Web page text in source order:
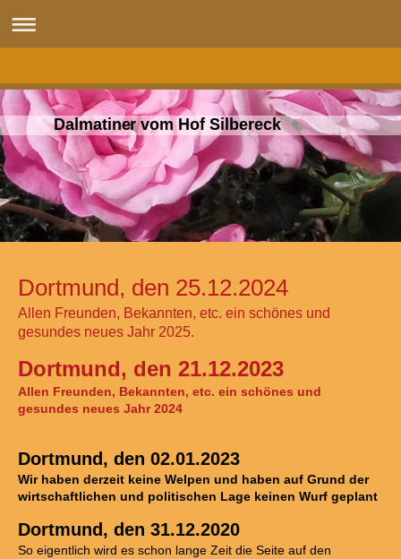
Dalmatiner vom Hof Silbereck
Dortmund, den 25.12.2024
Allen Freunden, Bekannten, etc. ein schönes und
gesundes neues Jahr 2025.
Dortmund, den 21.12.2023
Allen Freunden, Bekannten, etc. ein schönes und
gesundes neues Jahr 2024
Dortmund, den 02.01.2023
Wir haben derzeit keine Welpen und haben auf Grund der
wirtschaftlichen und politischen Lage keinen Wurf geplant
Dortmund, den 31.12.2020
So eigentlich wird es schon lange Zeit die Seite auf den